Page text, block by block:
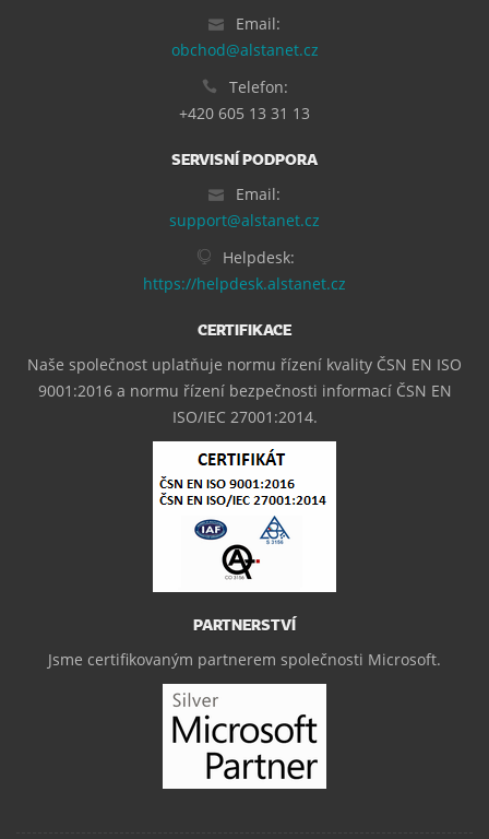
Email:
obchod@alstanet.cz
Telefon:
+420 605 13 31 13
SERVISNÍ PODPORA
Email:
support@alstanet.cz
Helpdesk:
https://helpdesk.alstanet.cz
CERTIFIKACE
Naše společnost uplatňuje normu řízení kvality ČSN EN ISO
9001:2016 a normu řízení bezpečnosti informací ČSN EN
ISO/IEC 27001:2014.
PARTNERSTVÍ
Jsme certifikovaným partnerem společnosti Microsoft.